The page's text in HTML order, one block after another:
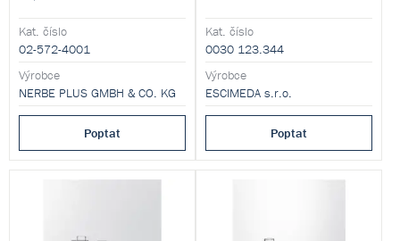
Kat. číslo
02-572-4001
Výrobce
NERBE PLUS GMBH & CO. KG
Poptat
Kat. číslo
0030 123.344
Výrobce
ESCIMEDA s.r.o.
Poptat